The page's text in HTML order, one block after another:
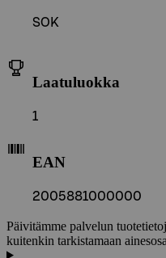
SOK
Laatuluokka
1
EAN
2005881000000
Päivitämme palvelun
kuitenkin tarkistamaan